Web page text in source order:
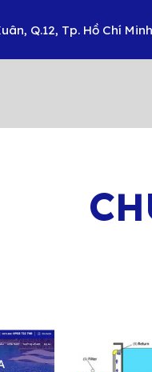
Q.12, Tp. Hồ Chí